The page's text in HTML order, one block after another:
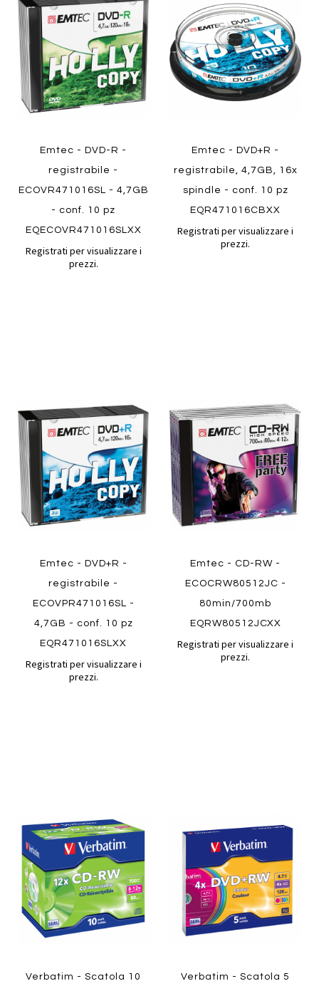
Quickview
Quickview
Aggiungi
preferiti
confronto
Emtec - DVD-R -
registrabile -
ECOVR471016SL - 4,7GB
- conf. 10 pz
EQECOVR471016SLXX
Registrati per visualizzare i
prezzi.
Quickview
ai
preferiti
Emtec - DVD+R -
registrabile, 4,7GB, 16x
spindle - conf. 10 pz
EQR471016CBXX
Registrati per visualizzare i
prezzi.
Quickview
Aggiungi
preferiti
al
confronto
Emtec - DVD+R -
registrabile -
ECOVPR471016SL -
4,7GB - conf. 10 pz
EQR471016SLXX
Registrati per visualizzare i
prezzi.
Quickview
Aggiungi
preferiti
al
Emtec - CD-RW -
ECOCRW80512JC -
80min/700mb
EQRW80512JCXX
Registrati per visualizzare i
prezzi.
Quickview
Aggiungi
ai
preferiti
al
Verbatim - Scatola 10
Aggiungi
al
Verbatim - Scatola 5